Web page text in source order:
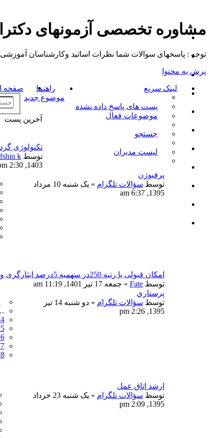
مشاوره تخصصی آزمونهای
توجه : پاسخهای سوالات شما نظرات اساتید وکارشناسان آموزشی
پرش به محتوا
لینک سریع
پست های پاسخ داده نشده
موضوعات فعال
جستجو
لیست مدیران
راهنما صفحه
موضوع جدید
آخرین پست
تکنولوژی
توسط k
1403, 2:30 pm
پرفیوژن
توسط سؤالات تلگرام
» یک شنبه 10 مرداد
1395, 6:37 am
امکان قبولی با رتبه 250در سهمیه 5درصد ایثارگری و 1500کل رتبه هست
توسط Fate » جمعه 17 تیر 1401, 11:19 am
پرستاري
توسط سؤالات تلگرام
» دو شنبه 14 تیر
1395, 2:26 pm
ارشد اتاق عمل
توسط سؤالات تلگرام
» یک شنبه 23 خرداد
1395, 2:09 pm